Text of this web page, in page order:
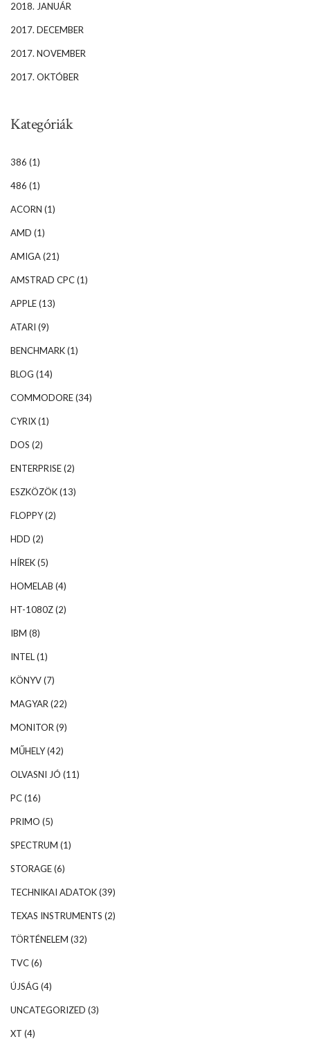
2018. JANUÁR
2017. DECEMBER
2017. NOVEMBER
2017. OKTÓBER
Kategóriák
386 (1)
486 (1)
ACORN (1)
AMD (1)
AMIGA(21)
AMSTRAD CPC(1)
APPLE(13)
ATARI (9)
BENCHMARK(1)
BLOG (14)
COMMODORE(34)
CYRIX(1)
DOS (2)
ENTERPRISE(2)
ESZKÖZÖK(13)
FLOPPY(2)
HDD (2)
HÍREK(5)
HOMELAB (4)
HT-1080Z(2)
IBM (8)
INTEL(1)
KÖNYV(7)
MAGYAR(22)
MONITOR(9)
MŰHELY(42)
OLVASNI JÓ (11)
PC(16)
PRIMO (5)
SPECTRUM (1)
STORAGE(6)
TECHNIKAI ADATOK(39)
TEXAS INSTRUMENTS (2)
TÖRTÉNELEM (32)
TVC(6)
ÚJSÁG (4)
UNCATEGORIZED (3)
XT (4)